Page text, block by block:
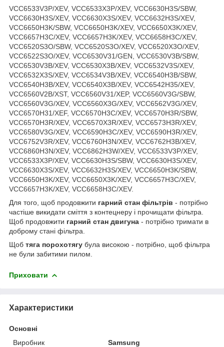
VCC6533V3P/XEV, VCC6533X3P/XEV, VCC6630H3S/SBW,
VCC6630H3S/XEV, VCC6630X3S/XEV, VCC6632H3S/XEV,
VCC6650H3K/SBW, VCC6650H3K/XEV, VCC6650X3K/XEV,
VCC6657H3C/XEV, VCC6657H3K/XEV, VCC6658H3C/XEV,
VCC6520S3O/SBW, VCC6520S3O/XEV, VCC6520X3O/XEV,
VCC6522S3O/XEV, VCC6530V31/GEN, VCC6530V3B/SBW,
VCC6530V3B/XEV, VCC6530X3B/XEV, VCC6532V3S/XEV,
VCC6532X3S/XEV, VCC6534V3B/XEV, VCC6540H3B/SBW,
VCC6540H3B/XEV, VCC6540X3B/XEV, VCC6542H35/XEV,
VCC6560V2B/XST, VCC6560V31/XEP, VCC6560V3G/SBW,
VCC6560V3G/XEV, VCC6560X3G/XEV, VCC6562V3G/XEV,
VCC6570H31/XEF, VCC6570H3C/XEV, VCC6570H3R/SBW,
VCC6570H3R/XEV, VCC6570X3R/XEV, VCC6573H3R/XEV,
VCC6580V3G/XEV, VCC6590H3C/XEV, VCC6590H3R/XEV,
VCC6752V3R/XEV, VCC6760H3N/XEV, VCC6762H3B/XEV,
VCC6860H3N/XEV, VCC6862H3W/XEV, VCC6533V3P/XEV,
VCC6533X3P/XEV, VCC6630H3S/SBW, VCC6630H3S/XEV,
VCC6630X3S/XEV, VCC6632H3S/XEV, VCC6650H3K/SBW,
VCC6650H3K/XEV, VCC6650X3K/XEV, VCC6657H3C/XEV,
VCC6657H3K/XEV, VCC6658H3C/XEV.
Для того, щоб продовжити гарний стан фільтрів - потрібно
частіше викидати сміття з контецнеру і прочищати фільтра.
Щоб продовжити гарний стан двигуна - потрібно тримати в
доброму стані фільтра.
Щоб тяга порохотягу була високою - потрібно, щоб фільтра
не були забитими пилом.
Приховати
Характеристики
Основні
Виробник
Samsung